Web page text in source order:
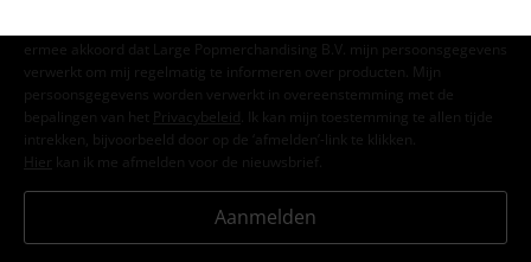
ermee akkoord dat Large Popmerchandising B.V. mijn persoonsgegevens
verwerkt om mij regelmatig te informeren over producten. Mijn
persoonsgegevens worden verwerkt in overeenstemming met de
bepalingen van het
Privacybeleid . Ik kan mijn toestemming te allen tijde
intrekken, bijvoorbeeld door op de ‘afmelden’-link te klikken.
Hier kan ik me afmelden voor de nieuwsbrief.
Aanmelden